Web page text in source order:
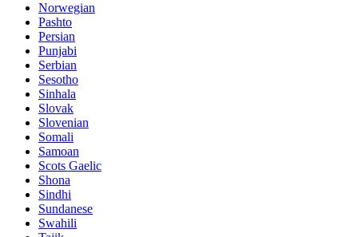
Norwegian
Pashto
Persian
Punjabi
Serbian
Sesotho
Sinhala
Slovak
Slovenian
Somali
Samoan
Scots Gaelic
Shona
Sindhi
Sundanese
Swahili